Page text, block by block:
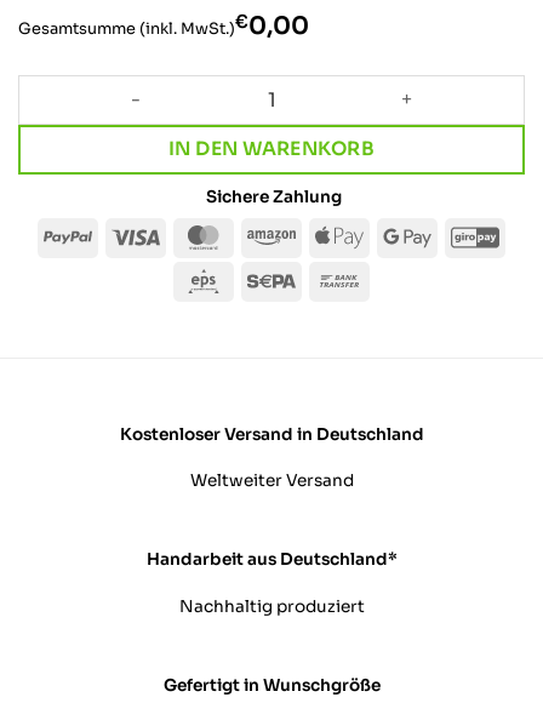
Gesamtsumme (inkl. MwSt.)€‎0,00
Garderobe · MONO HIGH Menge
IN DEN WARENKORB
Sichere Zahlung
PayPalVisa MasterCard
AmazonApple Google
Eps
Sepa
Kostenloser Versand in Deutschland
Weltweiter Versand
Handarbeit aus Deutschland*
Nachhaltig produziert
Gefertigt in Wunschgröße